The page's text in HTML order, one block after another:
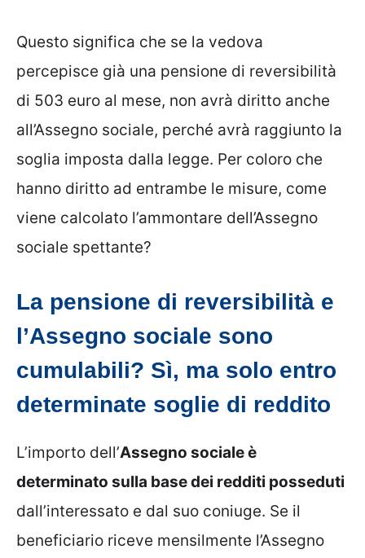
Questo significa che se la vedova
percepisce già una pensione di reversibilità
di 503 euro al mese, non avrà diritto anche
all’Assegno sociale, perché avrà raggiunto la
soglia imposta dalla legge. Per coloro che
hanno diritto ad entrambe le misure, come
viene calcolato l’ammontare dell’Assegno
sociale spettante?
La pensione di reversibilità e
l’Assegno sociale sono
cumulabili? Sì, ma solo entro
determinate soglie di reddito
L’importo dell’Assegno sociale è
determinato sulla base dei redditi posseduti
dall’interessato e dal suo coniuge. Se il
beneficiario riceve mensilmente l’Assegno